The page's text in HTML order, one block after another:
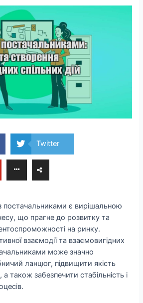
Twitter
постачальниками є вирішальною
що прагне до розвитку та
на ринку.
взаємодії та взаємовигідних
може значно
ланцюг, підвищити якість
а також забезпечити стабільність і